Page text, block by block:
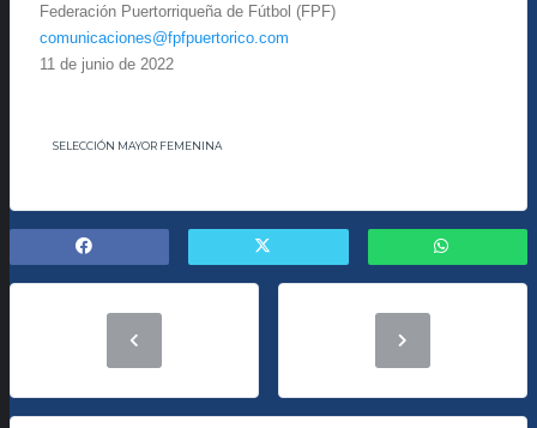
Federación Puertorriqueña de Fútbol (FPF)
comunicaciones@fpfpuertorico.com
11 de junio de 2022
SELECCIÓN MAYOR FEMENINA